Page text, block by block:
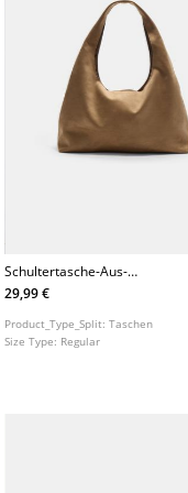
Schultertasche-Aus-
Wildlederimitat
29,99 €
Product_Type_Split:Taschen
Size Type: Regular